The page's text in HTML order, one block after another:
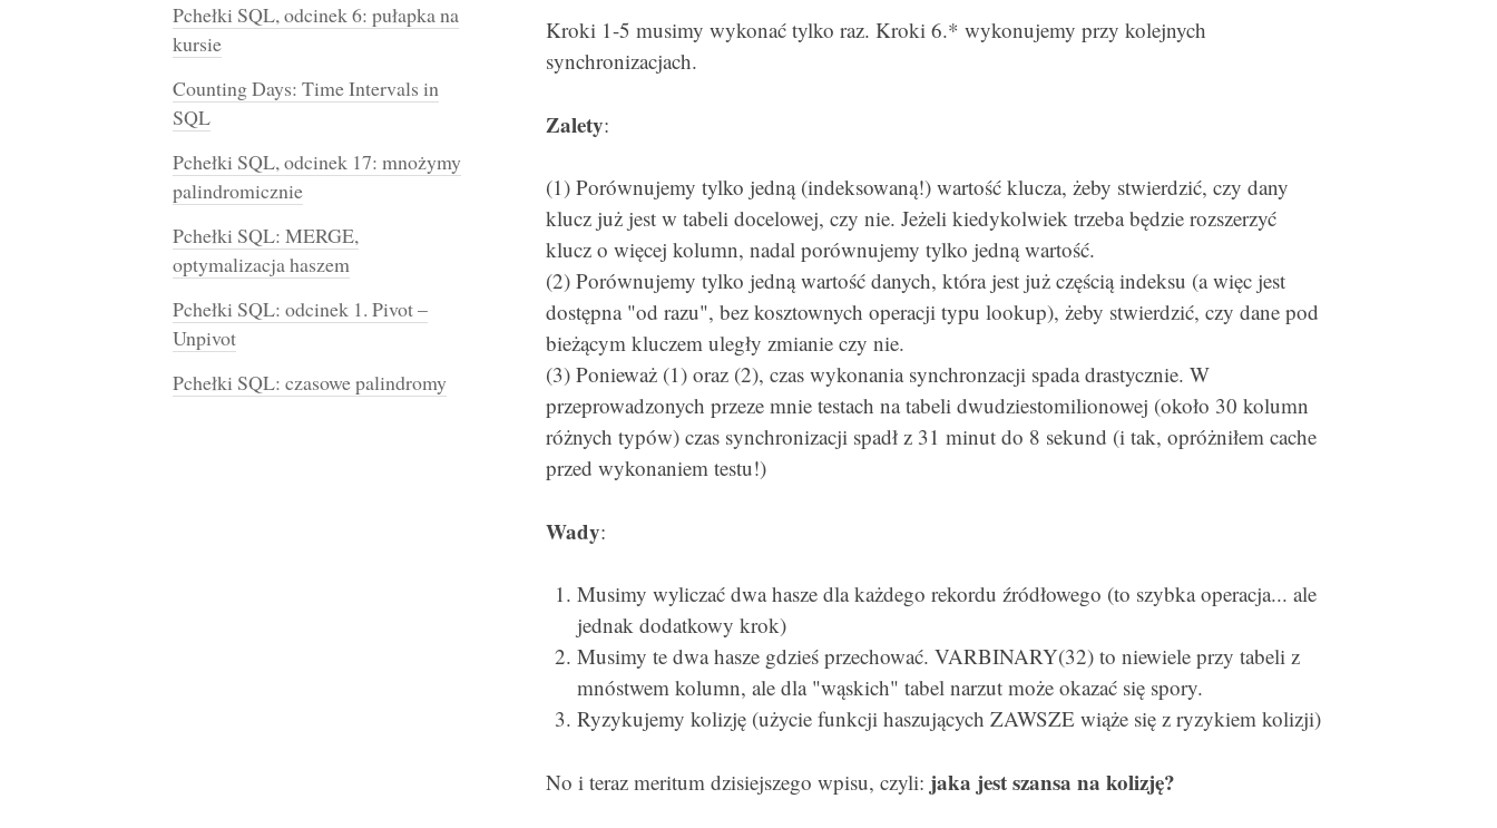
Kroki 1-5 musimy wykonać tylko raz. Kroki 6.* wykonujemy przy kolejnych
synchronizacjach.
Zalety:
(1) Porównujemy tylko jedną (indeksowaną!) wartość klucza, żeby stwierdzić, czy dany
klucz już jest w tabeli docelowej, czy nie. Jeżeli kiedykolwiek trzeba będzie rozszerzyć
klucz o więcej kolumn, nadal porównujemy tylko jedną wartość.
(2) Porównujemy tylko jedną wartość danych, która jest już częścią indeksu (a więc jest
dostępna "od razu", bez kosztownych operacji typu lookup), żeby stwierdzić, czy dane pod
bieżącym kluczem uległy zmianie czy nie.
(3) Ponieważ (1) oraz (2), czas wykonania synchronzacji spada drastycznie. W
przeprowadzonych przeze mnie testach na tabeli dwudziestomilionowej (około 30 kolumn
różnych typów) czas synchronizacji spadł z 31 minut do 8 sekund (i tak, opróżniłem cache
przed wykonaniem testu!)
Wady:
Musimy wyliczać dwa hasze dla każdego rekordu źródłowego (to szybka operacja... ale
jednak dodatkowy krok)
Musimy te dwa hasze gdzieś przechować. VARBINARY(32) to niewiele przy tabeli z
mnóstwem kolumn, ale dla "wąskich" tabel narzut może okazać się spory.
Ryzykujemy kolizję (użycie funkcji haszujących ZAWSZE wiąże się z ryzykiem kolizji)
No i teraz meritum dzisiejszego wpisu, czyli: jaka jest szansa na kolizję?
Pchełki SQL, odcinek 6: pułapka na
kursie
Counting Days: Time Intervals in
SQL
Pchełki SQL, odcinek 17: mnożymy
palindromicznie
Pchełki SQL: MERGE,
optymalizacja haszem
Pchełki SQL: odcinek 1. Pivot –
Unpivot
Pchełki SQL: czasowe palindromy